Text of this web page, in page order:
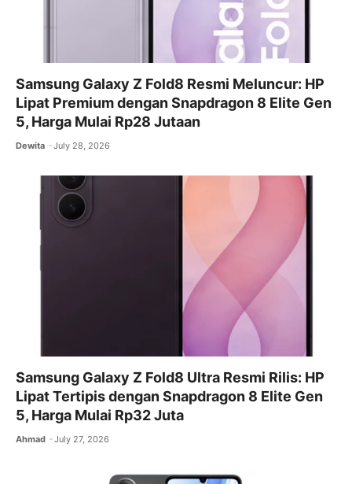
Samsung Galaxy Z Fold8 Resmi Meluncur: HP
Lipat Premium dengan Snapdragon 8 Elite Gen
5, Harga Mulai Rp28 Jutaan
Dewita July 28, 2026
Samsung Galaxy Z Fold8 Ultra Resmi Rilis: HP
Lipat Tertipis dengan Snapdragon 8 Elite Gen
5, Harga Mulai Rp32 Juta
Ahmad July 27, 2026